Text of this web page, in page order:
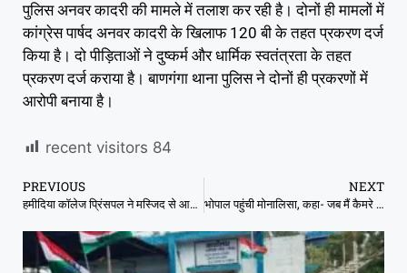
पुलिस अनवर कादरी की मामले में तलाश कर रही है। दोनों ही मामलों में
कांग्रेस पार्षद अनवर कादरी के खिलाफ 120 बी के तहत प्रकरण दर्ज
किया है। दो पीड़िताओं ने दुष्कर्म और धार्मिक स्वतंत्रता के तहत
प्रकरण दर्ज कराया है। बाणगंगा थाना पुलिस ने दोनों ही प्रकरणों में
आरोपी बनाया है।
recent visitors 84
PREVIOUS
हमीदिया कॉलेज प्रिंसपल ने मस्जिद से आने वाली आवाजों को लेकर की शिकायत ,इससे छात्रों को पढ़ाई में बाधा हो रही
NEXT
भोपाल पहुंची मोनालिसा, कहा- जब मैं कैमरे के सामने गई…